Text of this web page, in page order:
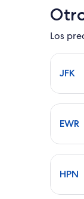
Los
JFK
EWR
HPN